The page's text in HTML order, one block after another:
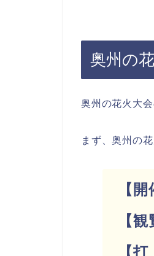
奥州の
奥州の花火大
まず、奥州の
【
【
【